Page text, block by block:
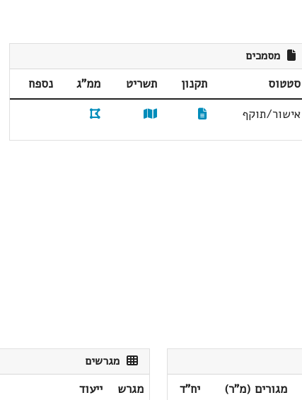
מסמכים
סטטוס תקנון תשריט ממ"ג
נספח
אישור/תוקף
מגורים (מ"ר)
יח"ד
מגרשים
מגרש ייעוד